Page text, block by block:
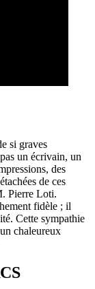
si graves
un écrivain, un
des
de ces
Pierre Loti.
fidèle ; il
Cette sympathie
chaleureux